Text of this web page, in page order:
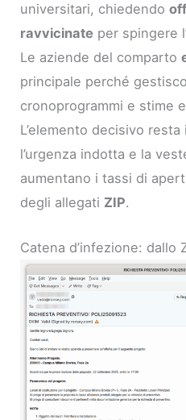
universitari, chiedendo
ravvicinate per spingere
Le aziende del comparto
principale perché
cronoprogrammi e stime
L’elemento decisivo
l’urgenza indotta e la
aumentano i tassi di
degli allegati ZIP.
Catena d’infezione: dallo